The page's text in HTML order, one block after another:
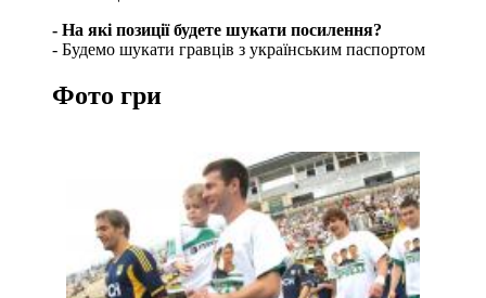
- На які позиції будете шукати посилення?
- Будемо шукати гравців з українським паспортом
Фото гри